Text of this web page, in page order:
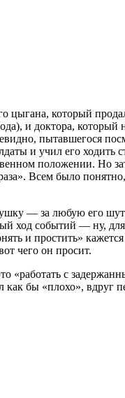
цыгана, который
и доктора, который
пытавшегося
и учил его ходить
положении. Но
Всем было
— за любую его
ход событий — ну,
и простить»
чего он просит.
«работать с
бы «плохо», вдруг